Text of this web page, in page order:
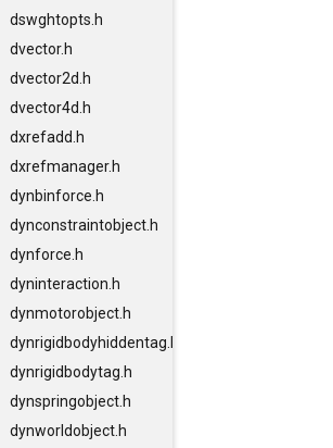
dswghtopts.h
dvector.h
dvector2d.h
dvector4d.h
dxrefadd.h
dxrefmanager.h
dynbinforce.h
dynconstraintobject.h
dynforce.h
dyninteraction.h
dynmotorobject.h
dynrigidbodyhiddentag.h
dynrigidbodytag.h
dynspringobject.h
dynworldobject.h